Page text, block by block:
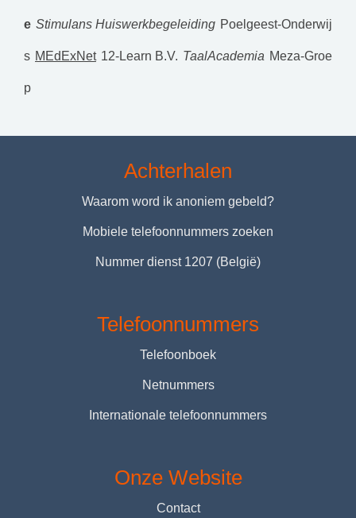
e Stimulans Huiswerkbegeleiding Poelgeest-Onderwij
s MEdExNet 12-Learn B.V. TaalAcademia Meza-Groe
p
Achterhalen
Waarom word ik anoniem gebeld?
Mobiele telefoonnummers zoeken
Nummer dienst 1207 (België)
Telefoonnummers
Telefoonboek
Netnummers
Internationale telefoonnummers
Onze Website
Contact